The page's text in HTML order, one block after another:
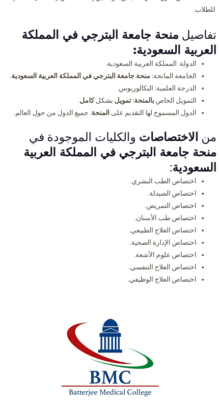
للطلاب.
تفاصيل منحة جامعة البترجي في المملكة
العربية السعودية:
الدولة: المملكة العربية السعودية.
الجامعة المانحة: منحة جامعة البترجي في المملكة العربية السعودية.
الدرجة العلمية: البكالوريوس.
التمويل الخاصبالمنحة:تمويل بشكلكامل.
الدول المسموح لها التقديم علىالمنحة: جميع الدول من حول العالم.
من الاختصاصات والكليات الموجودة في
منحة جامعة البترجي في المملكة العربية
السعودية:
اختصاص الطب البشري.
اختصاص الصيدلة.
اختصاص التمريض.
اختصاص طب الأسنان.
اختصاص العلاج الطبيعي.
اختصاص الإدارة الصحية.
اختصاص علوم الأشعة.
اختصاص العلاج التنفسي.
اختصاص العلاج الوظيفي.